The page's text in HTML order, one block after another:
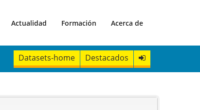
Actualidad Formación Acerca de
Datasets-home Destacados